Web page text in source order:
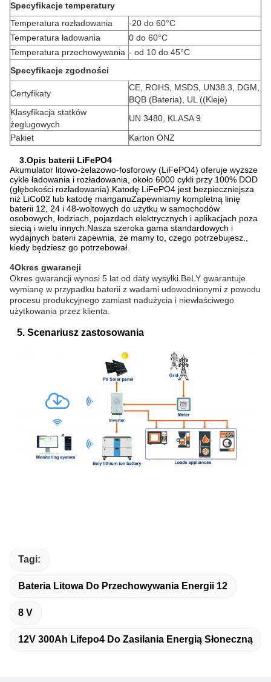
Specyfikacje temperatury
Temperatura rozładowania
-20 do 60°C
Temperatura ładowania
0 do 60°C
Temperatura przechowywania - od 10 do 45°C
Specyfikacje zgodności
Certyfikaty
CE, ROHS, MSDS, UN38.3, DGM,
BQB (Bateria), UL ((Kleje)
Klasyfikacja statków
żeglugowych
UN 3480, KLASA 9
Pakiet
Karton ONZ
3.Opis baterii LiFePO4
Akumulator litowo-żelazowo-fosforowy (LiFePO4) oferuje wyższe
cykle ładowania i rozładowania, około 6000 cykli przy 100% DOD
(głębokości rozładowania).Katodę LiFePO4 jest bezpieczniejsza
niż LiCo02 lub katodę manganuZapewniamy kompletną linię
baterii 12, 24 i 48-woltowych do użytku w samochodów
osobowych, łodziach, pojazdach elektrycznych i aplikacjach poza
siecią i wielu innych.Nasza szeroka gama standardowych i
wydajnych baterii zapewnia, że mamy to, czego potrzebujesz.,
kiedy będziesz go potrzebował.
4Okres gwarancji
Okres gwarancji wynosi 5 lat od daty wysyłki.BeLY gwarantuje
wymianę w przypadku baterii z wadami udowodnionymi z powodu
procesu produkcyjnego zamiast nadużycia i niewłaściwego
użytkowania przez klienta.
5. Scenariusz zastosowania
Tagi:
Bateria Litowa Do Przechowywania Energii 12
8 V
12V 300Ah Lifepo4 Do Zasilania Energią Słoneczną